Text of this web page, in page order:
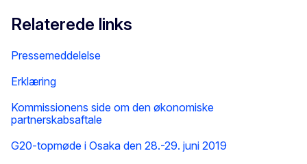
Relaterede links
Pressemeddelelse
Erklæring
Kommissionens side om den økonomiske
partnerskabsaftale
G20-topmøde i Osaka den 28.-29. juni 2019